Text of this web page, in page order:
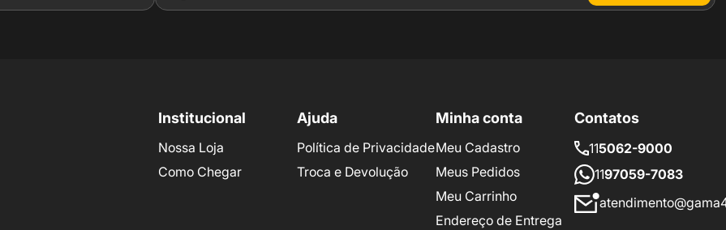
Institucional
Nossa Loja
Como Chegar
Ajuda
Política de Privacidade
Troca e Devolução
Minha conta
Meu Cadastro
Meus Pedidos
Meu Carrinho
Endereço de Entrega
Contatos
115062-9000
1197059-7083